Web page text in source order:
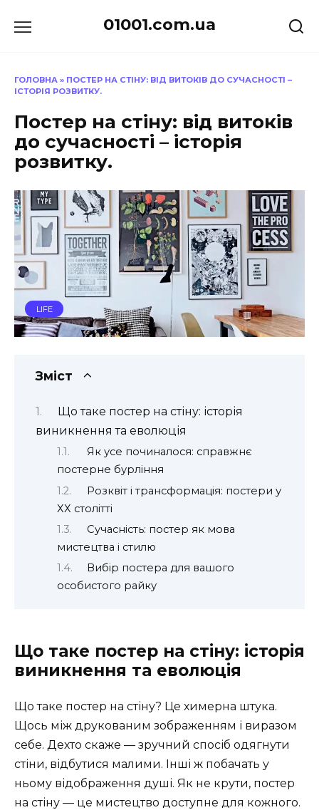
до
01001.com.ua
ГОЛОВНА » ПОСТЕР НА СТІНУ: ВІД ВИТОКІВ ДО СУЧАСНОСТІ –
ІСТОРІЯ РОЗВИТКУ.
Постер на стіну: від витоків
до сучасності – історія
розвитку.
LIFE
Зміст
Що таке постер на стіну: історія
виникнення та еволюція
Як усе починалося: справжнє
постерне бурління
Розквіт і трансформація: постери у
ХХ столітті
Сучасність: постер як мова
мистецтва і стилю
Вибір постера для вашого
особистого райку
Що таке постер на стіну: історія
виникнення та еволюція
Що таке постер на стіну? Це химерна штука.
Щось між друкованим зображенням і виразом
себе. Дехто скаже — зручний спосіб одягнути
стіни, відбутися малими. Інші ж побачать у
ньому відображення душі. Як не крути, постер
на стіну — це мистецтво доступне для кожного.